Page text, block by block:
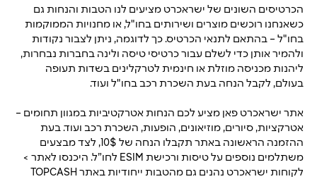
הכרטיסים השונים של ישראכרט מציעים לנו הטבות והנחות גם
כשאנחנו רוכשים מוצרים ושירותים בחו"ל, או מחנויות הממוקמות
בחו"ל – בהתאם לתנאי הכרטיס. כך לדוגמה, ניתן לצבור נקודות
ולהמיר אותן כדי לשלם עבור כרטיסי טיסה ולינה בחברות נבחרות,
ליהנות מכניסה מוזלת או חינמית לטרקלינים בשדות תעופה
בעולם, לקבל הנחה בעת השכרת רכב בחו"ל ועוד.
אתר ישראכרט פאן מציע לכם הנחות אטרקטיביות במגוון תחומים –
אטרקציות, סיורים, מוזיאונים, הופעות, השכרת רכב ועוד. בעת
ההזמנה הראשונה באתר תקבלו הנחה של 10$, לצד מבצעים
משתלמים נוספים על טיסות ורכישת ESIM לחו”ל. היכנסו לאתר >
לקוחות ישראכרט נהנים גם מהטבות ייחודיות באתר TOPCASH